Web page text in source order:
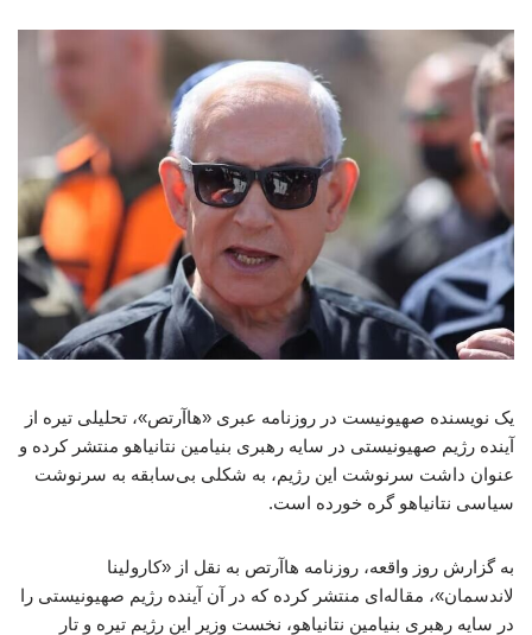
یک نویسنده صهیونیست در روزنامه عبری «هاآرتص»، تحلیلی تیره از
آینده رژیم صهیونیستی در سایه رهبری بنیامین نتانیاهو منتشر کرده و
عنوان داشت سرنوشت این رژیم، به شکلی بی‌سابقه به سرنوشت
سیاسی نتانیاهو گره خورده است.
به گزارش روز واقعه، روزنامه هاآرتص به نقل از «کارولینا
لاندسمان»، مقاله‌ای منتشر کرده که در آن آینده رژیم صهیونیستی را
در سایه رهبری بنیامین نتانیاهو، نخست وزیر این رژیم تیره و تار